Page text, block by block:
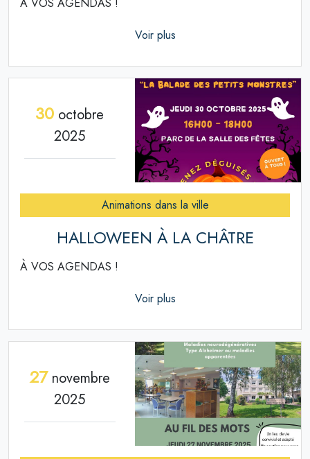
Voir plus
30 octobre
2025
Animations dans la ville
HALLOWEEN À LA CHÂTRE
À VOS AGENDAS !
Voir plus
27novembre
2025